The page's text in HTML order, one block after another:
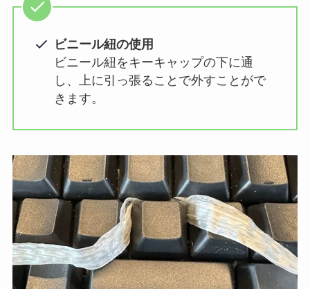
ビニール紐の使用
ビニール紐をキーキャップの下に通
し、上に引っ張ることで外すことがで
きます。